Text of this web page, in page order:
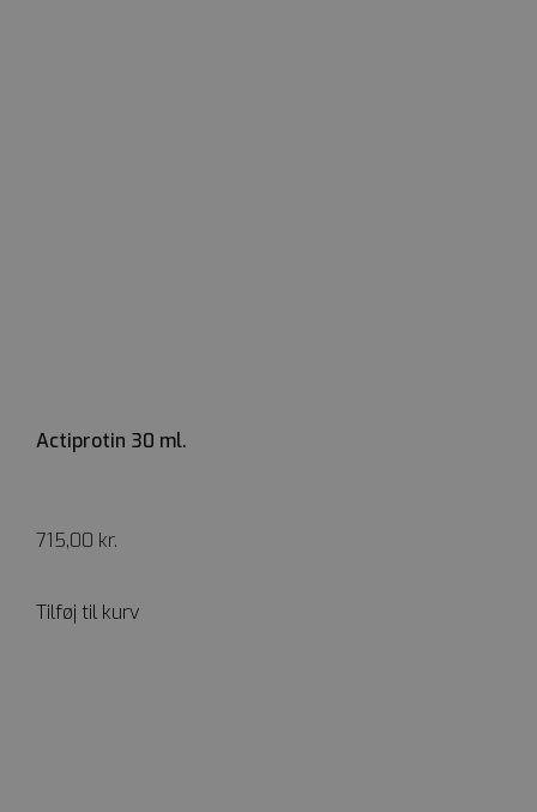
Actiprotin 30 ml.
715,00 kr.
Tilføj til kurv